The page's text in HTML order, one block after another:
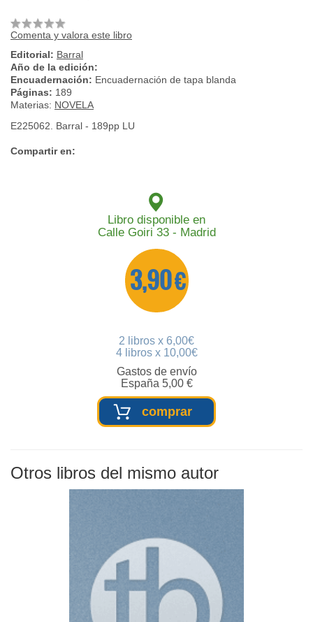
Comenta y valora este libro
Editorial: Barral
Año de la edición:
Encuadernación: Encuadernación de tapa blanda
Páginas: 189
Materias: NOVELA
E225062. Barral - 189pp LU
Compartir en:
Libro disponible en
Calle Goiri 33 - Madrid
3,90 €
2 libros x 6,00€
4 libros x 10,00€
Gastos de envío
España 5,00 €
comprar
Otros libros del mismo autor